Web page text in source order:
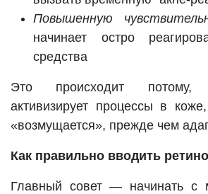
Повышенную
начинает остро
средства
Это происходит потому,
активизирует процессы в
«возмущается», прежде чем
Как правильно вводить
Главный совет — начинать с